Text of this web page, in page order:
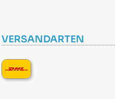
VERSANDARTEN